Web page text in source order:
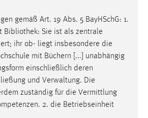
gemäß Art. 19 Abs. 5 BayHSchG: 1.
Bibliothek: Sie ist als zentrale
ihr ob- liegt insbesondere die
mit Büchern [...] unabhängig
einschließlich deren
und Verwaltung. Die
zuständig für die Vermittlung
2. die Betriebseinheit